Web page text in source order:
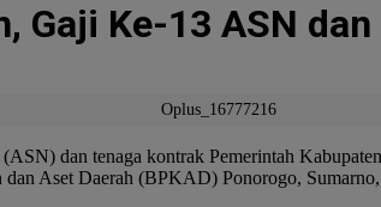
Gaji Ke-13 ASN
Oplus_16777216
dan tenaga kontrak Pemerintah
Aset Daerah (BPKAD) Ponorogo,